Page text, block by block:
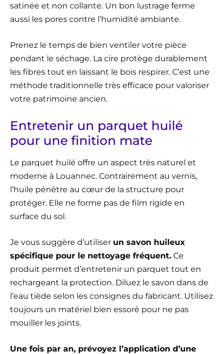
satinée et non collante. Un bon lustrage ferme
aussi les pores contre l’humidité ambiante.
Prenez le temps de bien ventiler votre pièce
pendant le séchage. La cire protège durablement
les fibres tout en laissant le bois respirer. C’est une
méthode traditionnelle très efficace pour valoriser
votre patrimoine ancien.
Entretenir un parquet huilé
pour une finition mate
Le parquet huilé offre un aspect très naturel et
moderne à Louannec. Contrairement au vernis,
l’huile pénètre au cœur de la structure pour
protéger. Elle ne forme pas de film rigide en
surface du sol.
Je vous suggère d’utiliser un savon huileux
spécifique pour le nettoyage fréquent. Ce
produit permet d’entretenir un parquet tout en
rechargeant la protection. Diluez le savon dans de
l’eau tiède selon les consignes du fabricant. Utilisez
toujours un matériel bien essoré pour ne pas
mouiller les joints.
Une fois par an, prévoyez l’application d’une